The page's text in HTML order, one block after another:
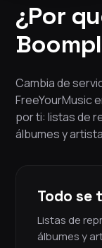
¿Por
Cambia de
FreeYourMusic
por ti: listas de
álbumes y
Todo se
Listas de
álbumes y